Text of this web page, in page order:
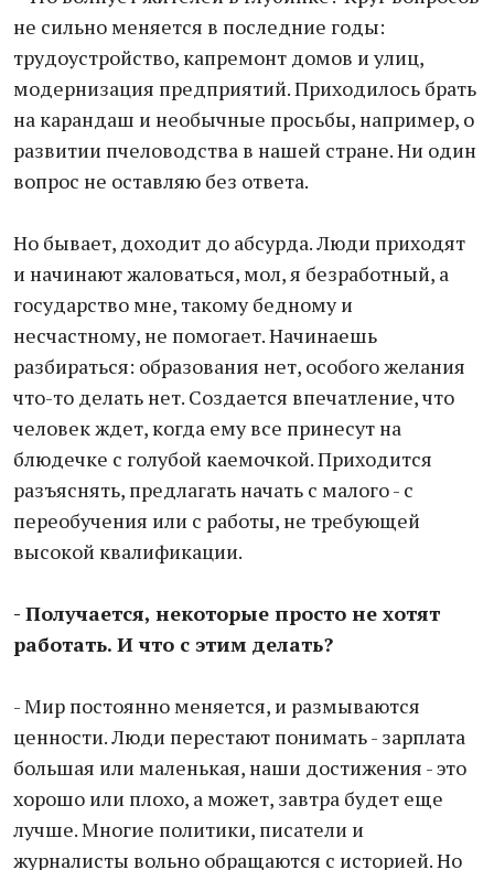
не сильно меняется в последние годы:
трудоустройство, капремонт домов и улиц,
модернизация предприятий. Приходилось брать
на карандаш и необычные просьбы, например, о
развитии пчеловодства в нашей стране. Ни один
вопрос не оставляю без ответа.
Но бывает, доходит до абсурда. Люди приходят
и начинают жаловаться, мол, я безработный, а
государство мне, такому бедному и
несчастному, не помогает. Начинаешь
разбираться: образования нет, особого желания
что-то делать нет. Создается впечатление, что
человек ждет, когда ему все принесут на
блюдечке с голубой каемочкой. Приходится
разъяснять, предлагать начать с малого - с
переобучения или с работы, не требующей
высокой квалификации.
- Получается, некоторые просто не хотят
работать. И что с этим делать?
- Мир постоянно меняется, и размываются
ценности. Люди перестают понимать - зарплата
большая или маленькая, наши достижения - это
хорошо или плохо, а может, завтра будет еще
лучше. Многие политики, писатели и
журналисты вольно обращаются с историей. Но